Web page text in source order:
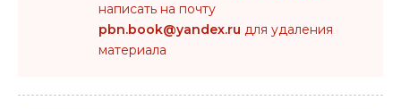
написать на почту
pbn.book@yandex.ru для удаления
материала